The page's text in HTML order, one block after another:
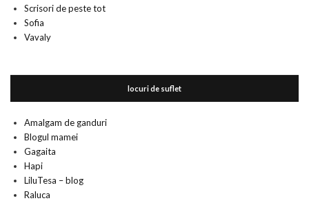
Scrisori de peste tot
Sofia
Vavaly
locuri de suflet
Amalgam de ganduri
Blogul mamei
Gagaita
Hapi
LiluTesa – blog
Raluca